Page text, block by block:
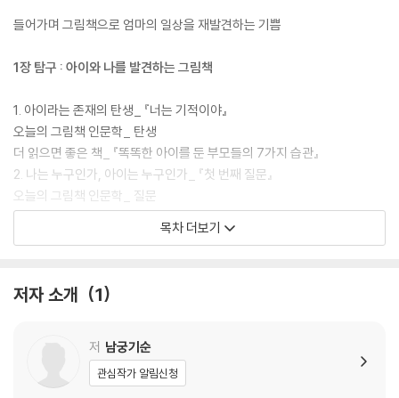
아이를 위한 성장의 계기이자 복잡한 고민을 안고 사는 어른들에게 단순한
들어가며 그림책으로 엄마의 일상을 재발견하는 기쁨
1장 탐구 : 아이와 나를 발견하는 그림책
1. 아이라는 존재의 탄생_ 『너는 기적이야』
오늘의 그림책 인문학_ 탄생
더 읽으면 좋은 책_ 『똑똑한 아이를 둔 부모들의 7가지 습관』
2. 나는 누구인가, 아이는 누구인가_ 『첫 번째 질문』
오늘의 그림책 인문학_ 질문
더 읽으면 좋은 책_ 『질문의 7가지 힘』
3. 아이의 상상력을 이해한다는 것_ 『이 집은 나를 위한 집』
4. 아이의 일상을 살펴보는 일_ 『숲에서 보낸 마법 같은 하루』
더 읽으면 좋은 책_ 『마음 스트레칭』
5. 아이의 마음에도 슬픔이 있다_ 『철사 코끼리』
오늘의 그림책 인문학_ 슬픔
목차 더보기
저자 소개 1
저 남궁기순
관심작가 알림신청